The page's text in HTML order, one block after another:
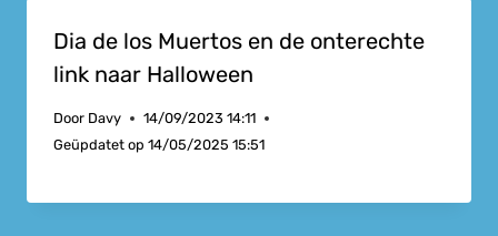
Dia de los Muertos en de onterechte
link naar Halloween
Door Davy
14/09/2023 14:11
Geüpdatet op 14/05/2025 15:51